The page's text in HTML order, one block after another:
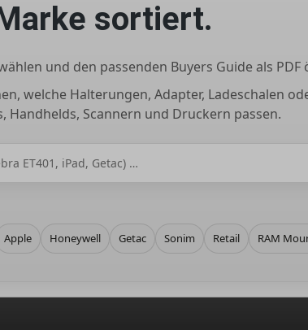
sortiert.
und den passenden Buyers Guide als PDF
welche Halterungen, Adapter, Ladeschalen
Handhelds, Scannern und Druckern passen.
Apple Honeywell Getac Sonim Retail RAM